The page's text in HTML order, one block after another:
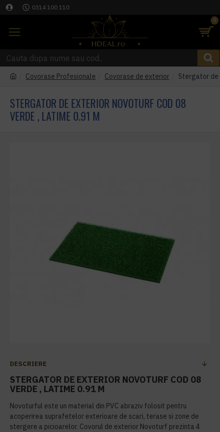
0314 100 110
0
Covorase Profesionale Covorase de exterior Stergator de
STERGATOR DE EXTERIOR NOVOTURF COD 08
VERDE , LATIME 0.91 M
DESCRIERE
STERGATOR DE EXTERIOR NOVOTURF COD 08
VERDE , LATIME 0.91 M
Novoturful este un material din PVC abraziv folosit pentru
acoperirea suprafetelor exterioare de scari, terase si zone de
stergere a picioarelor. Covorul de exterior Novoturf prezinta 4